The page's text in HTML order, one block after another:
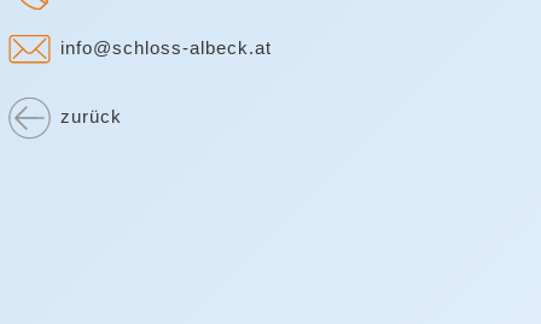
info@schloss-albeck.at
zurück